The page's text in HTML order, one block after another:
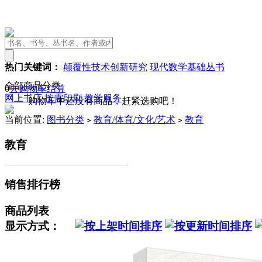
热门关键词： 颠覆性技术创新研究 现代数学基础丛书
0去购物车结算
购物车中还没有商品，赶紧选购吧！
全部商品分类
网上书店按需印刷 教学服务
当前位置: 图书分类 > 教育/体育/文化/艺术 > 教育
教育
销售排行榜
商品列表
显示方式：